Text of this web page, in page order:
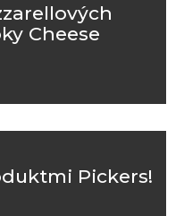
Cheese
Pickers!